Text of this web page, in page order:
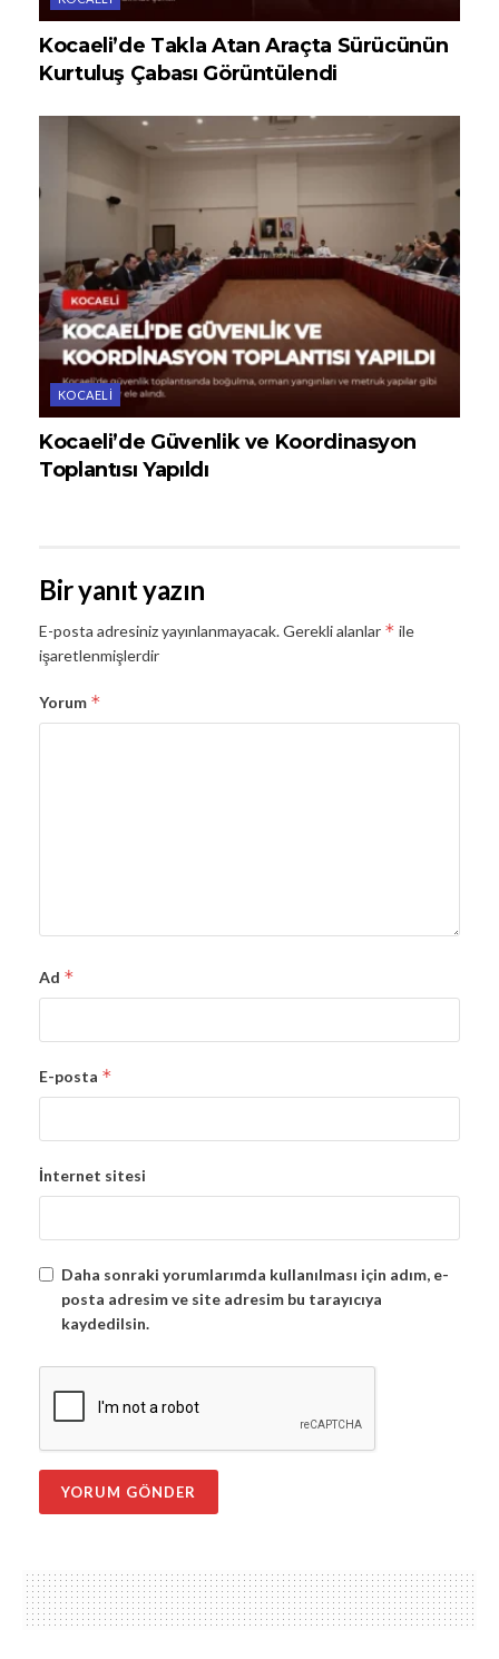
Kocaeli’de Takla Atan Araçta Sürücünün
Kurtuluş Çabası Görüntülendi
KOCAELI
Kocaeli’de Güvenlik ve Koordinasyon
Toplantısı Yapıldı
Bir yanıt yazın
E-posta adresiniz yayınlanmayacak.Gerekli alanlar * ile
işaretlenmişlerdir
Yorum *
Ad *
E-posta *
İnternet sitesi
Daha sonraki yorumlarımda kullanılması için adım, e-
posta adresim ve site adresim bu tarayıcıya
kaydedilsin.